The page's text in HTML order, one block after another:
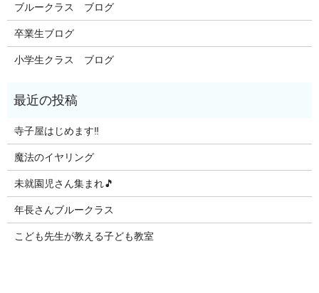
ブルークラス ブログ
卒業生ブログ
小学生クラス ブログ
寺子屋はじめます‼️
魔法のイヤリング
未就園児さん集まれ🎵
年長さんブルークラス
こども先生が教える子ども教室